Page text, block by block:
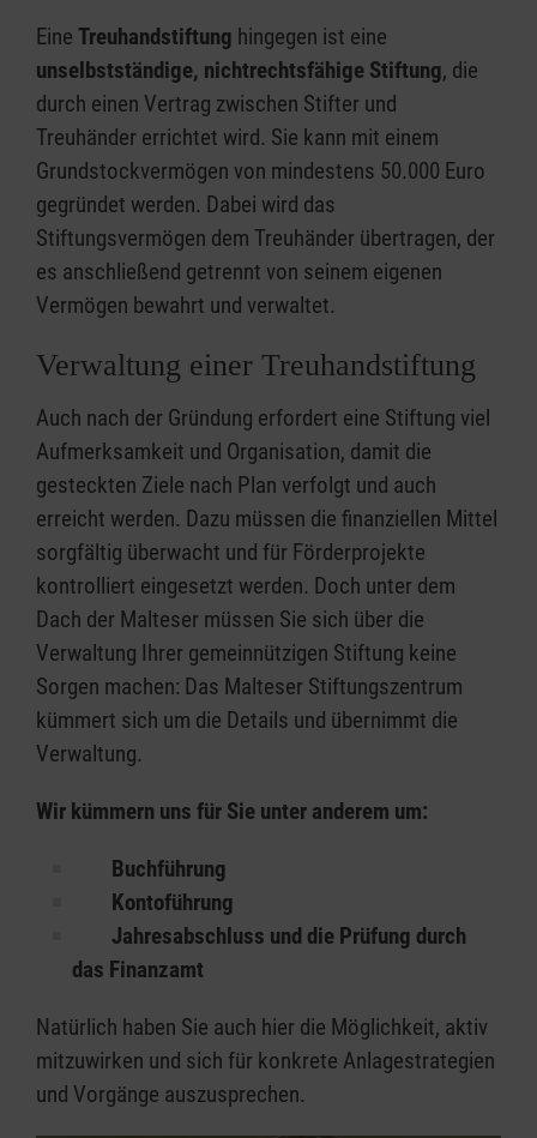
Eine Treuhandstiftung hingegen ist eine
unselbstständige, nichtrechtsfähige Stiftung, die
durch einen Vertrag zwischen Stifter und
Treuhänder errichtet wird. Sie kann mit einem
Grundstockvermögen von mindestens 50.000 Euro
gegründet werden. Dabei wird das
Stiftungsvermögen dem Treuhänder übertragen, der
es anschließend getrennt von seinem eigenen
Vermögen bewahrt und verwaltet.
Verwaltung einer Treuhandstiftung
Auch nach der Gründung erfordert eine Stiftung viel
Aufmerksamkeit und Organisation, damit die
gesteckten Ziele nach Plan verfolgt und auch
erreicht werden. Dazu müssen die finanziellen Mittel
sorgfältig überwacht und für Förderprojekte
kontrolliert eingesetzt werden. Doch unter dem
Dach der Malteser müssen Sie sich über die
Verwaltung Ihrer gemeinnützigen Stiftung keine
Sorgen machen: Das Malteser Stiftungszentrum
kümmert sich um die Details und übernimmt die
Verwaltung.
Wir kümmern uns für Sie unter anderem um:
Buchführung
Kontoführung
Jahresabschluss und die Prüfung durch
das Finanzamt
Natürlich haben Sie auch hier die Möglichkeit, aktiv
mitzuwirken und sich für konkrete Anlagestrategien
und Vorgänge auszusprechen.